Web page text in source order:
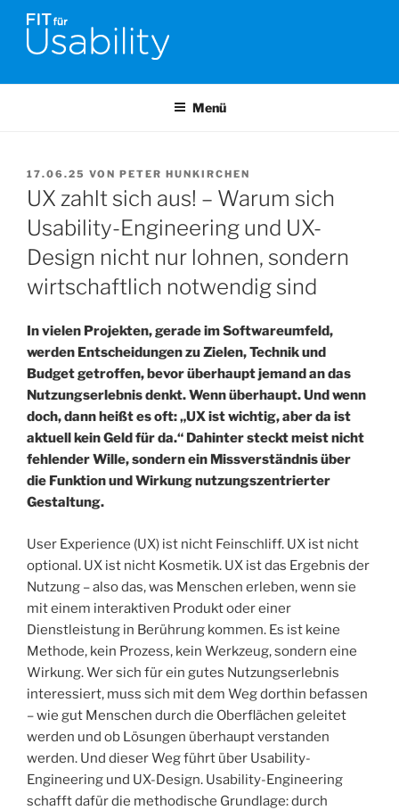
Zum
Inhalt
springen
FIT FÜR USABILITY
Menü
VERÖFFENTLICHT
AM
17.06.25 VON PETER HUNKIRCHEN
UX zahlt sich aus! – Warum sich
Usability-Engineering und UX-
Design nicht nur lohnen, sondern
wirtschaftlich notwendig sind
In vielen Projekten, gerade im Softwareumfeld,
werden Entscheidungen zu Zielen, Technik und
Budget getroffen, bevor überhaupt jemand an das
Nutzungserlebnisdenkt. Wenn überhaupt. Und wenn
doch, dann heißt es oft: „UX ist wichtig, aber da ist
aktuell kein Geld für da.“ Dahinter steckt meist nicht
fehlender Wille, sondern ein Missverständnis über
die Funktion und Wirkung nutzungszentrierter
Gestaltung.
User Experience (UX) ist nicht Feinschliff. UX ist nicht
optional. UX ist nicht Kosmetik. UX ist das Ergebnis der
Nutzung – also das, was Menschen erleben, wenn sie
mit einem interaktiven Produkt oder einer
Dienstleistung in Berührung kommen. Es ist keine
Methode, kein Prozess, kein Werkzeug, sondern eine
Wirkung. Wer sich für ein gutes Nutzungserlebnis
interessiert, muss sich mit dem Weg dorthin befassen
– wie gut Menschen durch die Oberflächen geleitet
werden und ob Lösungen überhaupt verstanden
werden. Und dieser Weg führt über Usability-
Engineering und UX-Design. Usability-Engineering
schafft dafür die methodische Grundlage: durch